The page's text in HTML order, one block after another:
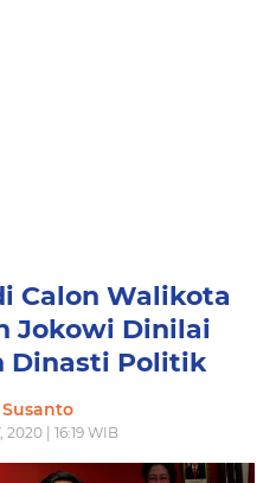
Calon Walikota
Jokowi Dinilai
Dinasti Politik
2020 | 16:19 WIB